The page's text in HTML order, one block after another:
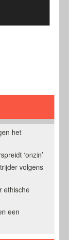
het
‘onzin’
volgens
ethische
een